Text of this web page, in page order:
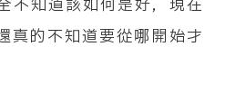
不知道該如何是好，現在
真的不知道要從哪開始才